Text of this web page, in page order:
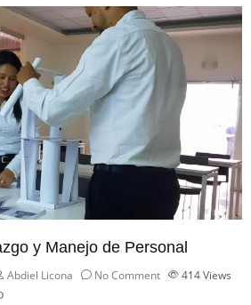
y Manejo de Personal
Abdiel Licona No Comment 414Views